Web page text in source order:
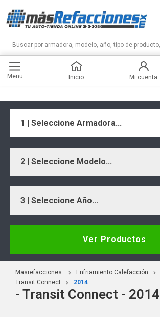
Menu Inicio Mi cuenta
1 | Seleccione Armadora...
2 | Seleccione Modelo...
3 | Seleccione Año...
Ver Productos
Masrefacciones Enfriamiento Calefacción
Transit Connect
2014
- Transit Connect - 2014